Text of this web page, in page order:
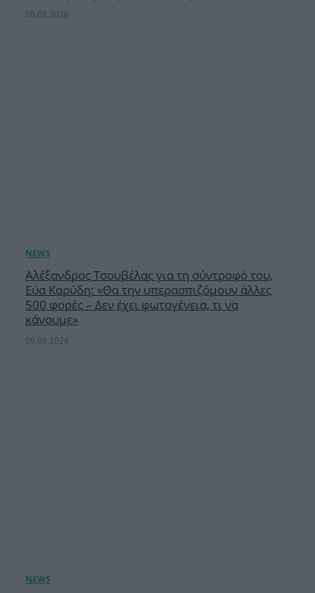
08.08.2026
Αλέξανδρος Τσουβέλας για τη σύντροφό του,
Εύα Καρύδη: «Θα την υπερασπιζόμουν άλλες
500 φορές – Δεν έχει φωτογένεια, τι να
κάνουμε»
09.08.2026